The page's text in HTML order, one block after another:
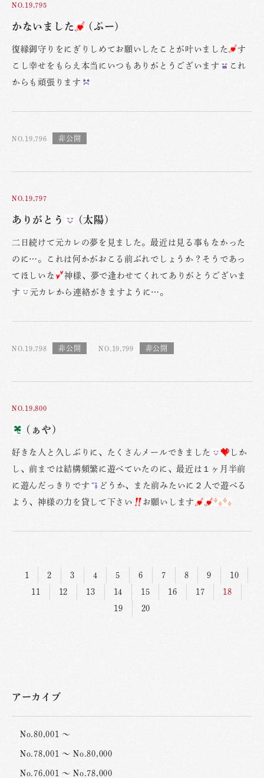
NO.19,795
かないました (ぷー)
復縁御守りをにぎりしめてお願いしたことが叶いました
す
こし幸せをもらえ本当にいつもありがとうございます
これ
からも頑張ります
NO.19,796
NO.19,797
ありがとう (太陽)
二日続けて元カレの夢を見ました。最近は見る事もなかった
のに…。これは何かがおこる前ぶれでしょうか？そうであっ
てほしいな
神様、夢で逢わせてくれてありがとうございま
す
元カレから連絡がきますように…。
NO.19,798 NO.19,799
NO.19,800
(ぁや)
好きな人と久しぶりに、たくさんメールできました
しか
し、前までは結構頻繁に遊べていたのに、最近は１ヶ月半前
に遊んだっきりです
どうか、また前みたいに２人で遊べる
よう、神様の力を貸して下さい
お願いします
1 2 3 4 5 6 7 8 9
10
11
12 13 14 15 16 17
18
19
20
アーカイブ
No.80,001 ～
No.78,001 ～ No.80,000
No.76,001 ～ No.78,000